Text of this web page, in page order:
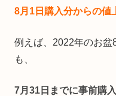
8月1日購入分からの値
例えば、2022年のお盆
も、
7月31日までに事前購入